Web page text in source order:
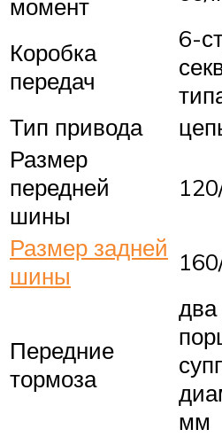
момент
Коробка
передач
6-
Тип привода
Размер
передней
шины
Размер задней
шины
Передние
тормоза
два
мм